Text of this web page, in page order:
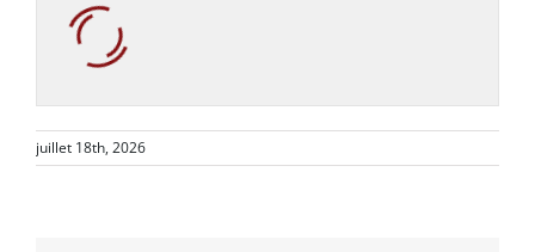
juillet 18th, 2026